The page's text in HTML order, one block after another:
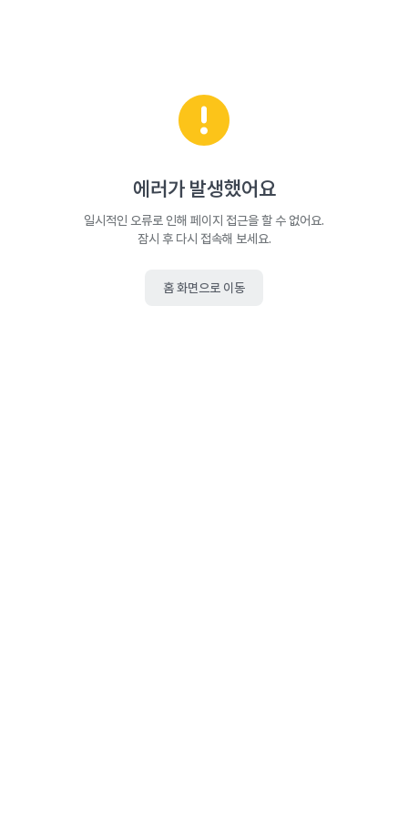
에러가 발생했어요
일시적인 오류로 인해 페이지 접근을 할 수 없어요.
잠시 후 다시 접속해 보세요.
홈 화면으로 이동